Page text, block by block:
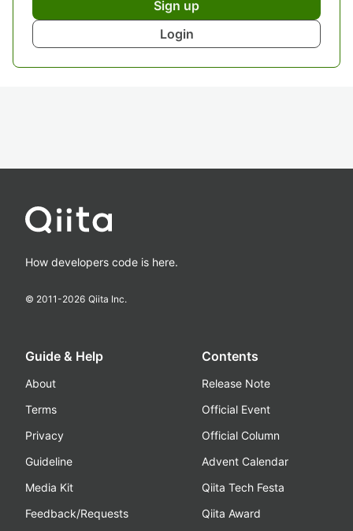
Sign up
Login
How developers code is here.
© 2011-2026 Qiita Inc.
Guide & Help
About
Terms
Privacy
Guideline
Media Kit
Feedback/Requests
Contents
Release Note
Official Event
Official Column
Advent Calendar
Qiita Tech Festa
Qiita Award